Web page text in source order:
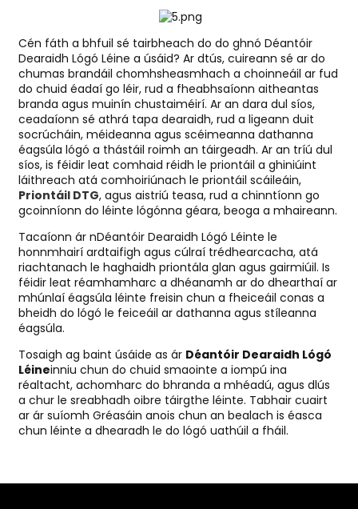
Cén fáth a bhfuil sé tairbheach do do ghnó Déantóir
Dearaidh Lógó Léine a úsáid? Ar dtús, cuireann sé ar do
chumas brandáil chomhsheasmhach a choinneáil ar fud
do chuid éadaí go léir, rud a fheabhsaíonn aitheantas
branda agus muinín chustaiméirí. Ar an dara dul síos,
ceadaíonn sé athrá tapa dearaidh, rud a ligeann duit
socrúcháin, méideanna agus scéimeanna dathanna
éagsúla lógó a thástáil roimh an táirgeadh. Ar an tríú dul
síos, is féidir leat comhaid réidh le priontáil a ghiniúint
láithreach atá comhoiriúnach le priontáil scáileáin,
Priontáil DTG, agus aistriú teasa, rud a chinntíonn go
gcoinníonn do léinte lógónna géara, beoga a mhaireann.
Tacaíonn ár nDéantóir Dearaidh Lógó Léinte le
honnmhairí ardtaifigh agus cúlraí trédhearcacha, atá
riachtanach le haghaidh priontála glan agus gairmiúil. Is
féidir leat réamhamharc a dhéanamh ar do dhearthaí ar
mhúnlaí éagsúla léinte freisin chun a fheiceáil conas a
bheidh do lógó le feiceáil ar dathanna agus stíleanna
éagsúla.
Tosaigh ag baint úsáide as ár Déantóir Dearaidh Lógó
Léineinniu chun do chuid smaointe a iompú ina
réaltacht, achomharc do bhranda a mhéadú, agus dlús
a chur le sreabhadh oibre táirgthe léinte. Tabhair cuairt
ar ár suíomh Gréasáin anois chun an bealach is éasca
chun léinte a dhearadh le do lógó uathúil a fháil.